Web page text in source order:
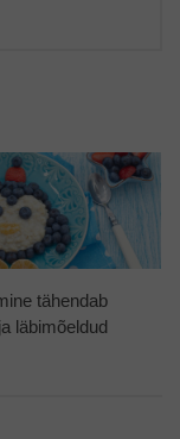
tähendab
läbimõeldud